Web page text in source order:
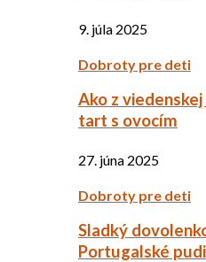
9. júla 2025
Dobroty pre deti
Ako z
tart s ovocím
27. júna 2025
Dobroty pre deti
Sladký
Portugalské